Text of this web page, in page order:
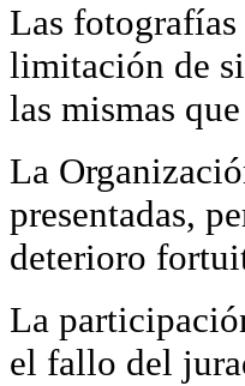
Las
limitación de
las mismas
La
presentadas,
deterioro
La
el fallo del